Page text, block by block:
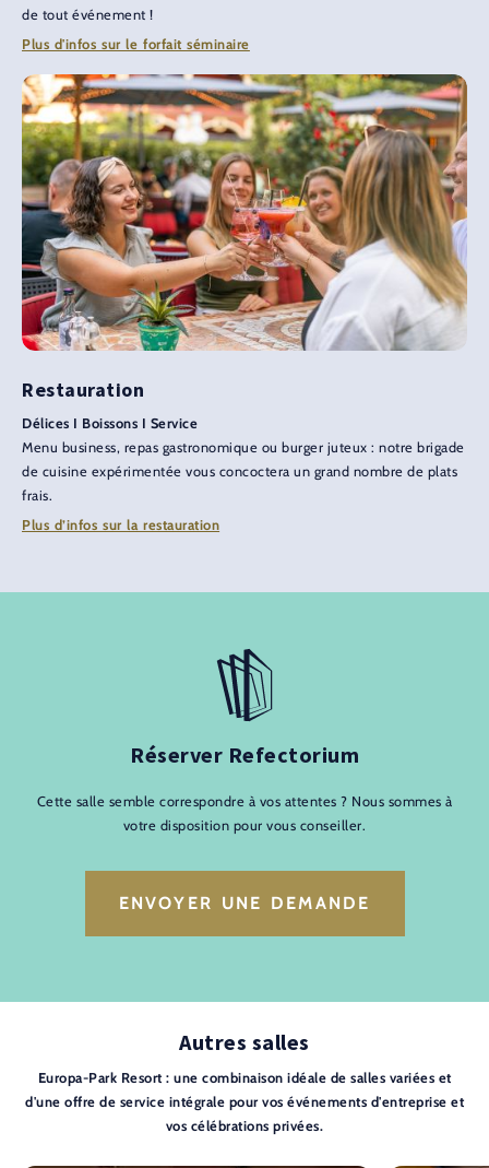
de tout événement !
Plus d'infos sur le forfait séminaire
Restauration
Délices I Boissons I Service
Menu business, repas gastronomique ou burger juteux : notre brigade
de cuisine expérimentée vous concoctera un grand nombre de plats
frais.
Plus d’infos sur la restauration
Réserver Refectorium
Cette salle semble correspondre à vos attentes ? Nous sommes à
votre disposition pour vous conseiller.
ENVOYER UNE DEMANDE
Autres salles
Europa-Park Resort : une combinaison idéale de salles variées et
d'une offre de service intégrale pour vos événements d'entreprise et
vos célébrations privées.